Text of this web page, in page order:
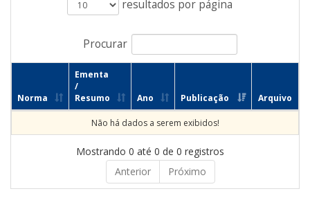
resultados por página
Procurar
Norma
Ementa
/
Resumo
Ano Publicação Arquivo
Não há dados a serem exibidos!
Mostrando 0 até 0 de 0 registros
Anterior
Próximo